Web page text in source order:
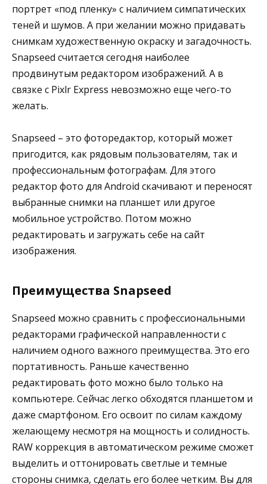
портрет «под пленку» с наличием симпатических
теней и шумов. А при желании можно придавать
снимкам художественную окраску и загадочность.
Snapseed считается сегодня наиболее
продвинутым редактором изображений. А в
связке с Pixlr Express невозможно еще чего-то
желать.
Snapseed – это фоторедактор, который может
пригодится, как рядовым пользователям, так и
профессиональным фотографам. Для этого
редактор фото для Android скачивают и переносят
выбранные снимки на планшет или другое
мобильное устройство. Потом можно
редактировать и загружать себе на сайт
изображения.
Преимущества Snapseed
Snapseed можно сравнить с профессиональными
редакторами графической направленности с
наличием одного важного преимущества. Это его
портативность. Раньше качественно
редактировать фото можно было только на
компьютере. Сейчас легко обходятся планшетом и
даже смартфоном. Его освоит по силам каждому
желающему несмотря на мощность и солидность.
RAW коррекция в автоматическом режиме сможет
выделить и оттонировать светлые и темные
стороны снимка, сделать его более четким. Вы для